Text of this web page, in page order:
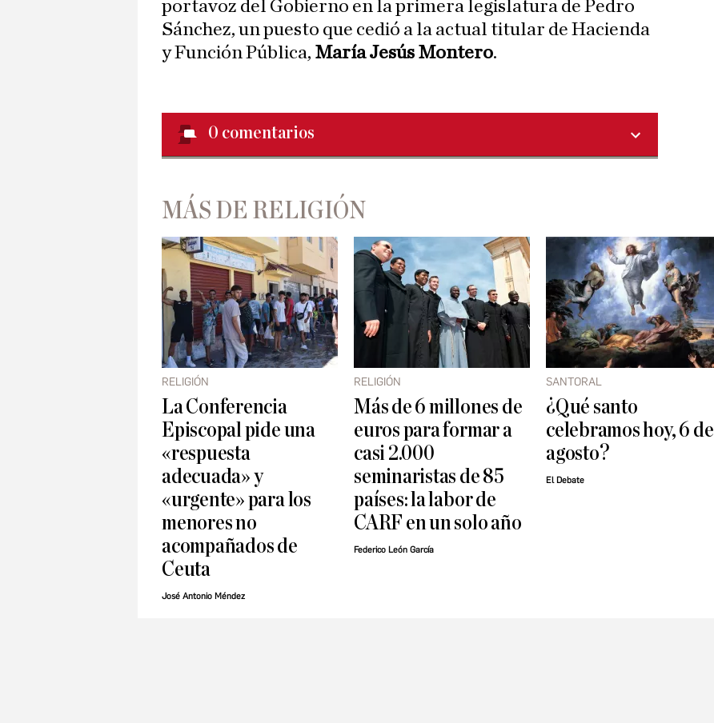
portavoz del Gobierno en la primera legislatura de Pedro
Sánchez, un puesto que cedió a la actual titular de Hacienda
y Función Pública, María Jesús Montero.
0 comentarios
MÁS DE RELIGIÓN
RELIGIÓN
La Conferencia
Episcopal pide una
«respuesta
adecuada» y
«urgente» para los
menores no
acompañados de
Ceuta
José Antonio Méndez
RELIGIÓN
Más de 6 millones de
euros para formar a
casi 2.000
seminaristas de 85
países: la labor de
CARF en un solo año
Federico León García
SANTORAL
¿Qué santo
celebramos hoy, 6 de
agosto?
El Debate